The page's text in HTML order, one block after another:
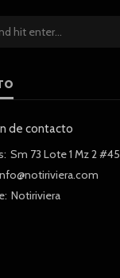
de contacto
Sm 73 Lote 1 Mz 2 #45
Notiriviera